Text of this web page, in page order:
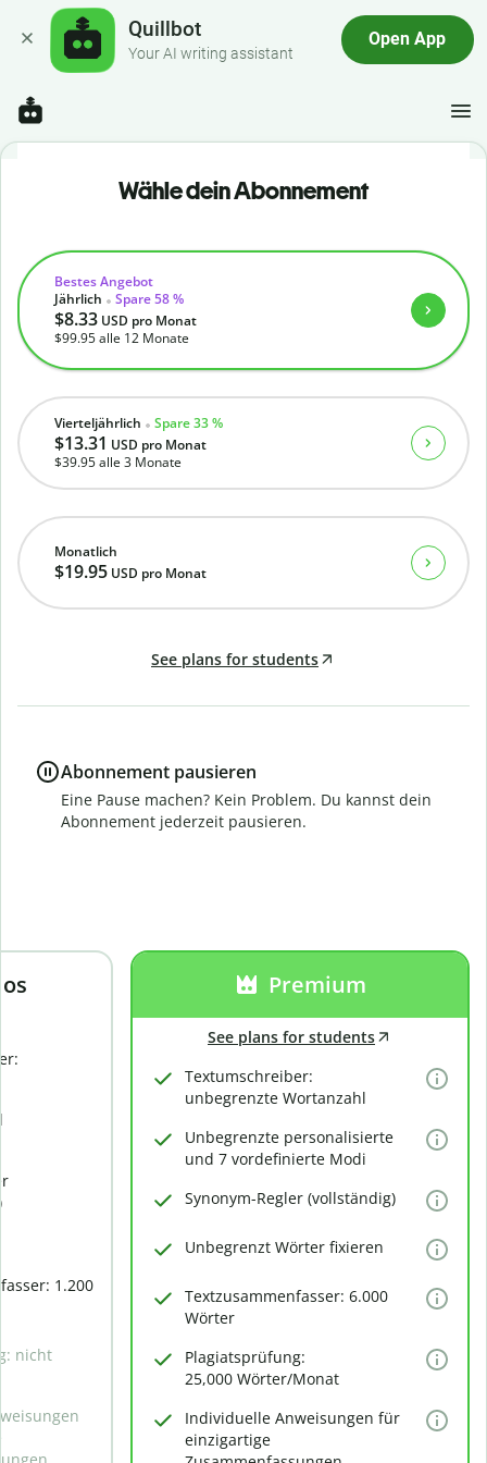
Quillbot
Your AI writing assistant
Open App
1.200
nicht
Premium
See plans for students
Textumschreiber:
unbegrenzte Wortanzahl
Unbegrenzte personalisierte
und 7 vordefinierte Modi
Synonym-Regler (vollständig)
Unbegrenzt Wörter fixieren
Textzusammenfasser: 6.000
Wörter
Plagiatsprüfung:
25,000 Wörter/Monat
Individuelle Anweisungen für
einzigartige
Wähle dein Abonnement
Monatlich
$19.95 USD pro Monat
Vierteljährlich Spare 33 %
$13.31 USD pro Monat
$39.95alle 3 Monate
Bestes Angebot
Jährlich
Spare 58 %
$8.33 USD pro Monat
$99.95alle 12 Monate
See plans for students
Abonnement pausieren
Eine Pause machen? Kein Problem. Du kannst dein
Abonnement jederzeit pausieren.